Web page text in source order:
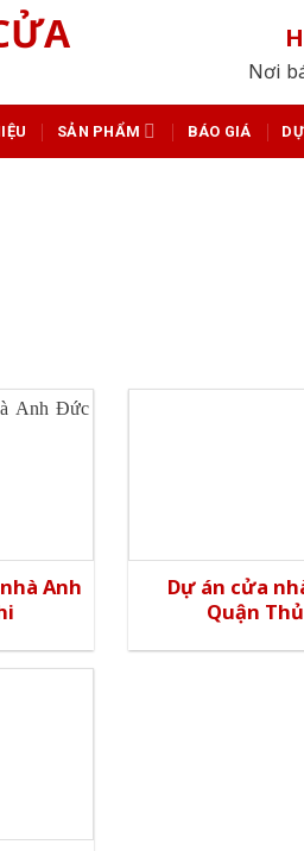
Nơi
SẢN PHẨM BÁO GIÁ
Anh
Dự án cửa
Quận